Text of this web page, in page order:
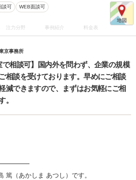
談可 WEB面談可
注力分野 事例紹介 料金表
京事務所
で相談可】国内外を問わず、企業の規模
相談を受けております。早めにご相談
減できますので、まずはお気軽にご相
。
篤（あかしま あつし）です。